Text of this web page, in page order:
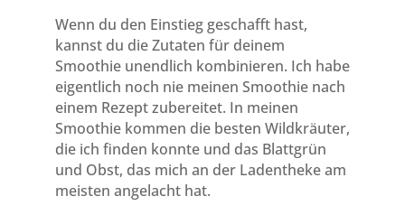
Wenn du den Einstieg geschafft hast,
kannst du die Zutaten für deinem
Smoothie unendlich kombinieren. Ich habe
eigentlich noch nie meinen Smoothie nach
einem Rezept zubereitet. In meinen
Smoothie kommen die besten Wildkräuter,
die ich finden konnte und das Blattgrün
und Obst, das mich an der Ladentheke am
meisten angelacht hat.